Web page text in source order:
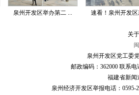
泉州开发区举办第二 ... 速看！泉州开发区
关
泉州开发区党工委
邮政编码：362000 联系电
福建省新闻
泉州经济开发区举报电话：0595-